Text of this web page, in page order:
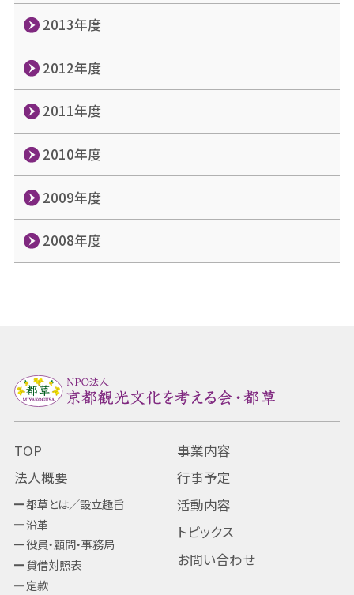
2013年度
2012年度
2011年度
2010年度
2009年度
2008年度
TOP
法人概要
都草とは／設立趣旨
沿革
役員・顧問・事務局
貸借対照表
定款
事業内容
行事予定
活動内容
トピックス
お問い合わせ